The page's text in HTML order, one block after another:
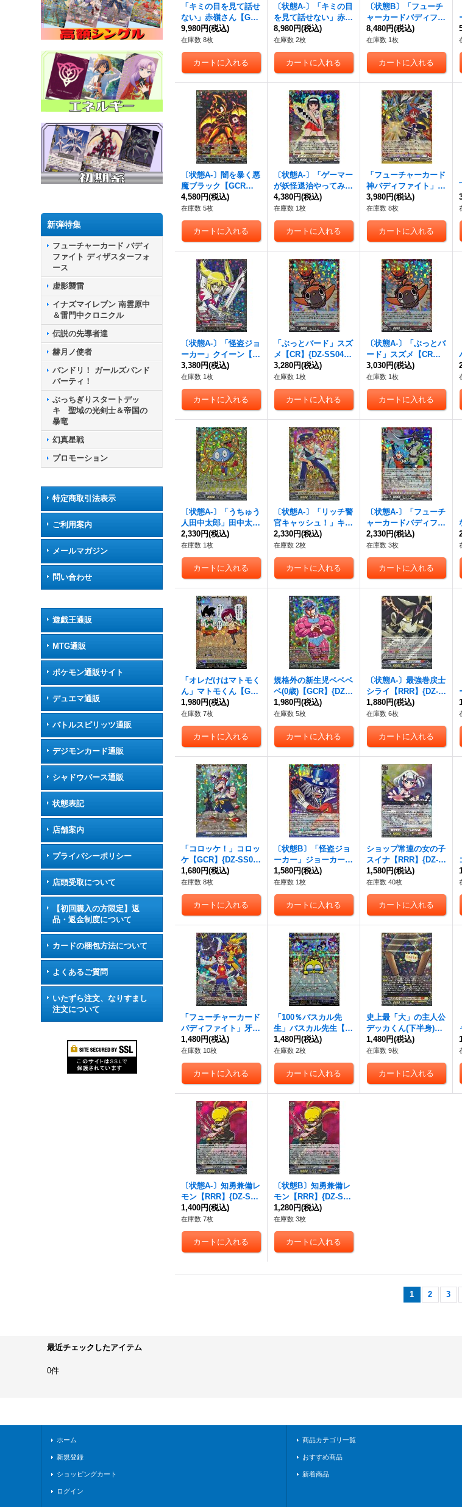
新弾特集
フューチャーカード バディ
ファイト ディザスターフォ
ース
虚影襲雷
イナズマイレブン 南雲原中
＆雷門中クロニクル
伝説の先導者達
赫月ノ使者
バンドリ！ ガールズバンド
パーティ！
ぶっちぎりスタートデッ
キ 聖域の光剣士＆帝国の
暴竜
幻真星戦
プロモーション
特定商取引法表示
ご利用案内
メールマガジン
問い合わせ
遊戯王通販
MTG通販
ポケモン通販サイト
デュエマ通販
バトルスピリッツ通販
デジモンカード通販
シャドウバース通販
状態表記
店舗案内
プライバシーポリシー
店頭受取について
【初回購入の方限定】返
品・返金制度について
カードの梱包方法について
よくあるご質問
いたずら注文、なりすまし
注文について
「キミの目を見て話せ
ない」赤嶺さん【GC
R】{DZ-SS04/GCR12}
《リリカルモナステリ
オ》
9,980円(税込)
在庫数 8枚
〔状態A-〕「キミの目
を見て話せない」赤嶺
さん【GCR】{DZ-SS0
4/GCR12}《リリカル
モナステリオ》
8,980円(税込)
在庫数 2枚
〔状態B〕「フューチ
ャーカードバディファ
イト」タスク&ジャッ
ク【GCR】{DZ-SS04/
GCR14}《コロコロド
ラゴンエンパイア》
8,480円(税込)
在庫数 1枚
〔状態A-〕闇を暴く悪
魔ブラック【GCR】
{DZ-SS04/GCR17}
《コロコロブラントゲ
ート》
4,580円(税込)
在庫数 5枚
〔状態A-〕「ゲーマー
が妖怪退治やってみ
た！」刀道巫女【C
R】{DZ-SS04/CR08}
《ケテルサンクチュア
リ》
4,380円(税込)
在庫数 1枚
「フューチャーカード
神バディファイト」友
牙&ガルガ【CR】{DZ-
SS04/CR25}《その
他》
3,980円(税込)
在庫数 8枚
〔状態A-〕「怪盗ジョ
ーカー」クイーン【G
CR】{DZ-SS04/GCR1
1}《リリカルモナステ
リオ》
3,380円(税込)
在庫数 1枚
「ぶっとバード」スズ
メ【CR】{DZ-SS04/C
R02}《ドラゴンエン
パイア》
3,280円(税込)
在庫数 1枚
〔状態A-〕「ぶっとバ
ード」スズメ【CR】
{DZ-SS04/CR02}《ド
ラゴンエンパイア》
3,030円(税込)
在庫数 1枚
〔状態A-〕「うちゅう
人田中太郎」田中太郎
【GCR】{DZ-SS04/G
CR05}《ブラントゲー
ト》
2,330円(税込)
在庫数 1枚
〔状態A-〕「リッチ警
官キャッシュ！」キャ
ッシュ【GCR】{DZ-S
S04/GCR07}《ケテル
サンクチュアリ》
2,330円(税込)
在庫数 2枚
〔状態A-〕「フューチ
ャーカードバディファ
イト」タスク&ジャッ
ク【CR】{DZ-SS04/C
R14}《コロコロドラ
ゴンエンパイア》
2,330円(税込)
在庫数 3枚
「オレだけはマトモく
ん」マトモくん【GC
R】{DZ-SS04/GCR09}
《ストイケイア》
1,980円(税込)
在庫数 7枚
規格外の新生児ベベベ
ベ(0歳)【GCR】{DZ-S
S04/GCR22}《コロコ
ロストイケイア》
1,980円(税込)
在庫数 5枚
〔状態A-〕最強巻戻士
シライ【RRR】{DZ-S
S04/006}《コロコロダ
ークステイツ》
1,880円(税込)
在庫数 6枚
「コロッケ！」コロッ
ケ【GCR】{DZ-SS04/
GCR28}《その他》
1,680円(税込)
在庫数 8枚
〔状態B〕「怪盗ジョ
ーカー」ジョーカー
【CR】{DZ-SS04/CR2
7}《その他》
1,580円(税込)
在庫数 1枚
ショップ常連の女の子
スイナ【RRR】{DZ-S
S04/021}《コロコロリ
リカルモナステリオ》
1,580円(税込)
在庫数 40枚
「フューチャーカード
バディファイト」牙王
&ドラム【GCR】{DZ-
SS04/GCR01}《ドラ
ゴンエンパイア》
1,480円(税込)
在庫数 10枚
「100％パスカル先
生」パスカル先生【G
CR】{DZ-SS04/GCR0
4}《ダークステイツ》
1,480円(税込)
在庫数 2枚
史上最「大」の主人公
デッカくん(下半身)
【GCR】{DZ-SS04/G
CR21}《コロコロケテ
ルサンクチュアリ》
1,480円(税込)
在庫数 9枚
〔状態A-〕知勇兼備レ
モン【RRR】{DZ-SS0
4/007}《コロコロダー
クステイツ》
1,400円(税込)
在庫数 7枚
〔状態B〕知勇兼備レ
モン【RRR】{DZ-SS0
4/007}《コロコロダー
クステイツ》
1,280円(税込)
在庫数 3枚
1 2 3
最近チェックしたアイテム
0件
ホーム
新規登録
ショッピングカート
ログイン
商品カテゴリ一覧
おすすめ商品
新着商品